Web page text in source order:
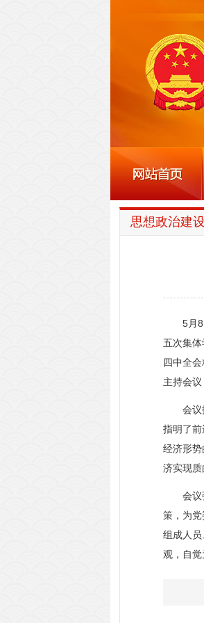
思想政治建设
5月8日
五次集
四中全
主持会
会议指
指明了
经济形
济实现质
会议强
策，为
组成人
观，自觉